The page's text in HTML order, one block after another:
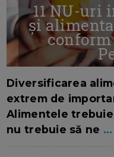
11 NU-uri
și
Diversificarea
extrem de
Alimentele
nu trebuie să ne ...